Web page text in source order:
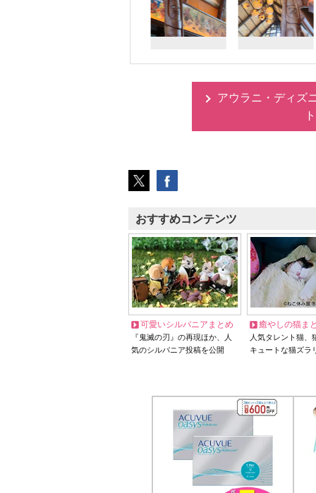
アウラニ・ディズ
おすすめコンテンツ
可愛いシルバニアまとめ
『鬼滅の刃』の再現ほか、人
気のシルバニア投稿を公開
癒やしの猫ま
人気タレント猫
キュートな猫ズラ